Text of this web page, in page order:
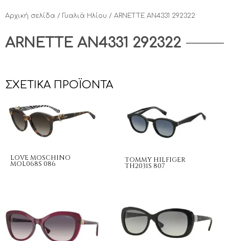
Αρχική σελίδα / Γυαλιά Ηλίου / ARNETTE AN4331 292322
ARNETTE AN4331 292322
ΣΧΕΤΙΚΆ ΠΡΟΪΌΝΤΑ
LOVE MOSCHINO
MOL068S 086 TOMMY HILFIGER
TH2031S 807